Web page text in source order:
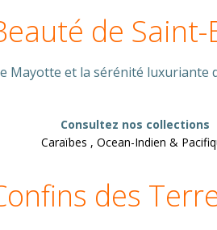
de
Mayotte et la sérénité
Consultez nos collections
Caraïbes , Ocean-Indien &
des